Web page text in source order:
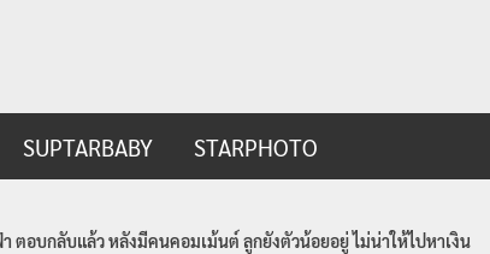
SUPTARBABY STARPHOTO
า ตอบกลับแล้ว หลังมีคนคอมเม้นต์ ลูกยังตัวน้อยอยู่ ไม่น่าให้ไปหาเงิน